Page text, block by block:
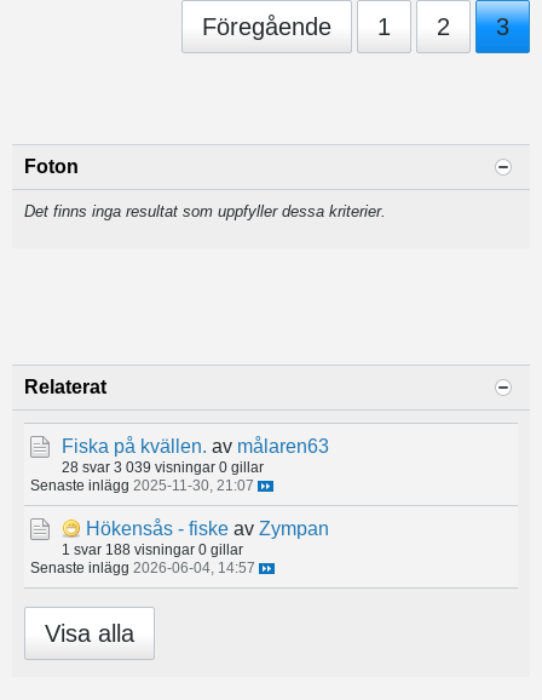
Föregående 1 2 3
Foton
Det finns inga resultat som uppfyller dessa kriterier.
Relaterat
Fiska på kvällen. av målaren63
28 svar 3 039 visningar 0 gillar
Senaste inlägg 2025-11-30, 21:07
Hökensås - fiske av Zympan
1 svar 188 visningar 0 gillar
Senaste inlägg 2026-06-04, 14:57
Visa alla